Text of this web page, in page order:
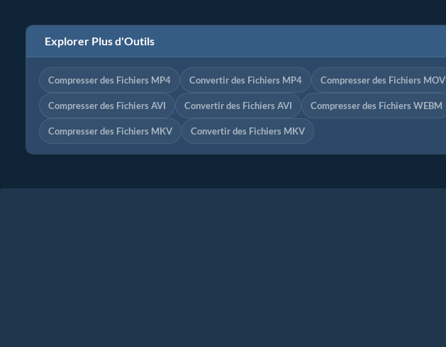
Explorer Plus d'Outils
Compresser des Fichiers MP4 Convertir des Fichiers MP4 Compresser des Fichiers MOV
Compresser des Fichiers AVI Convertir des Fichiers AVI Compresser des Fichiers WEBM
Compresser des Fichiers MKV Convertir des Fichiers MKV